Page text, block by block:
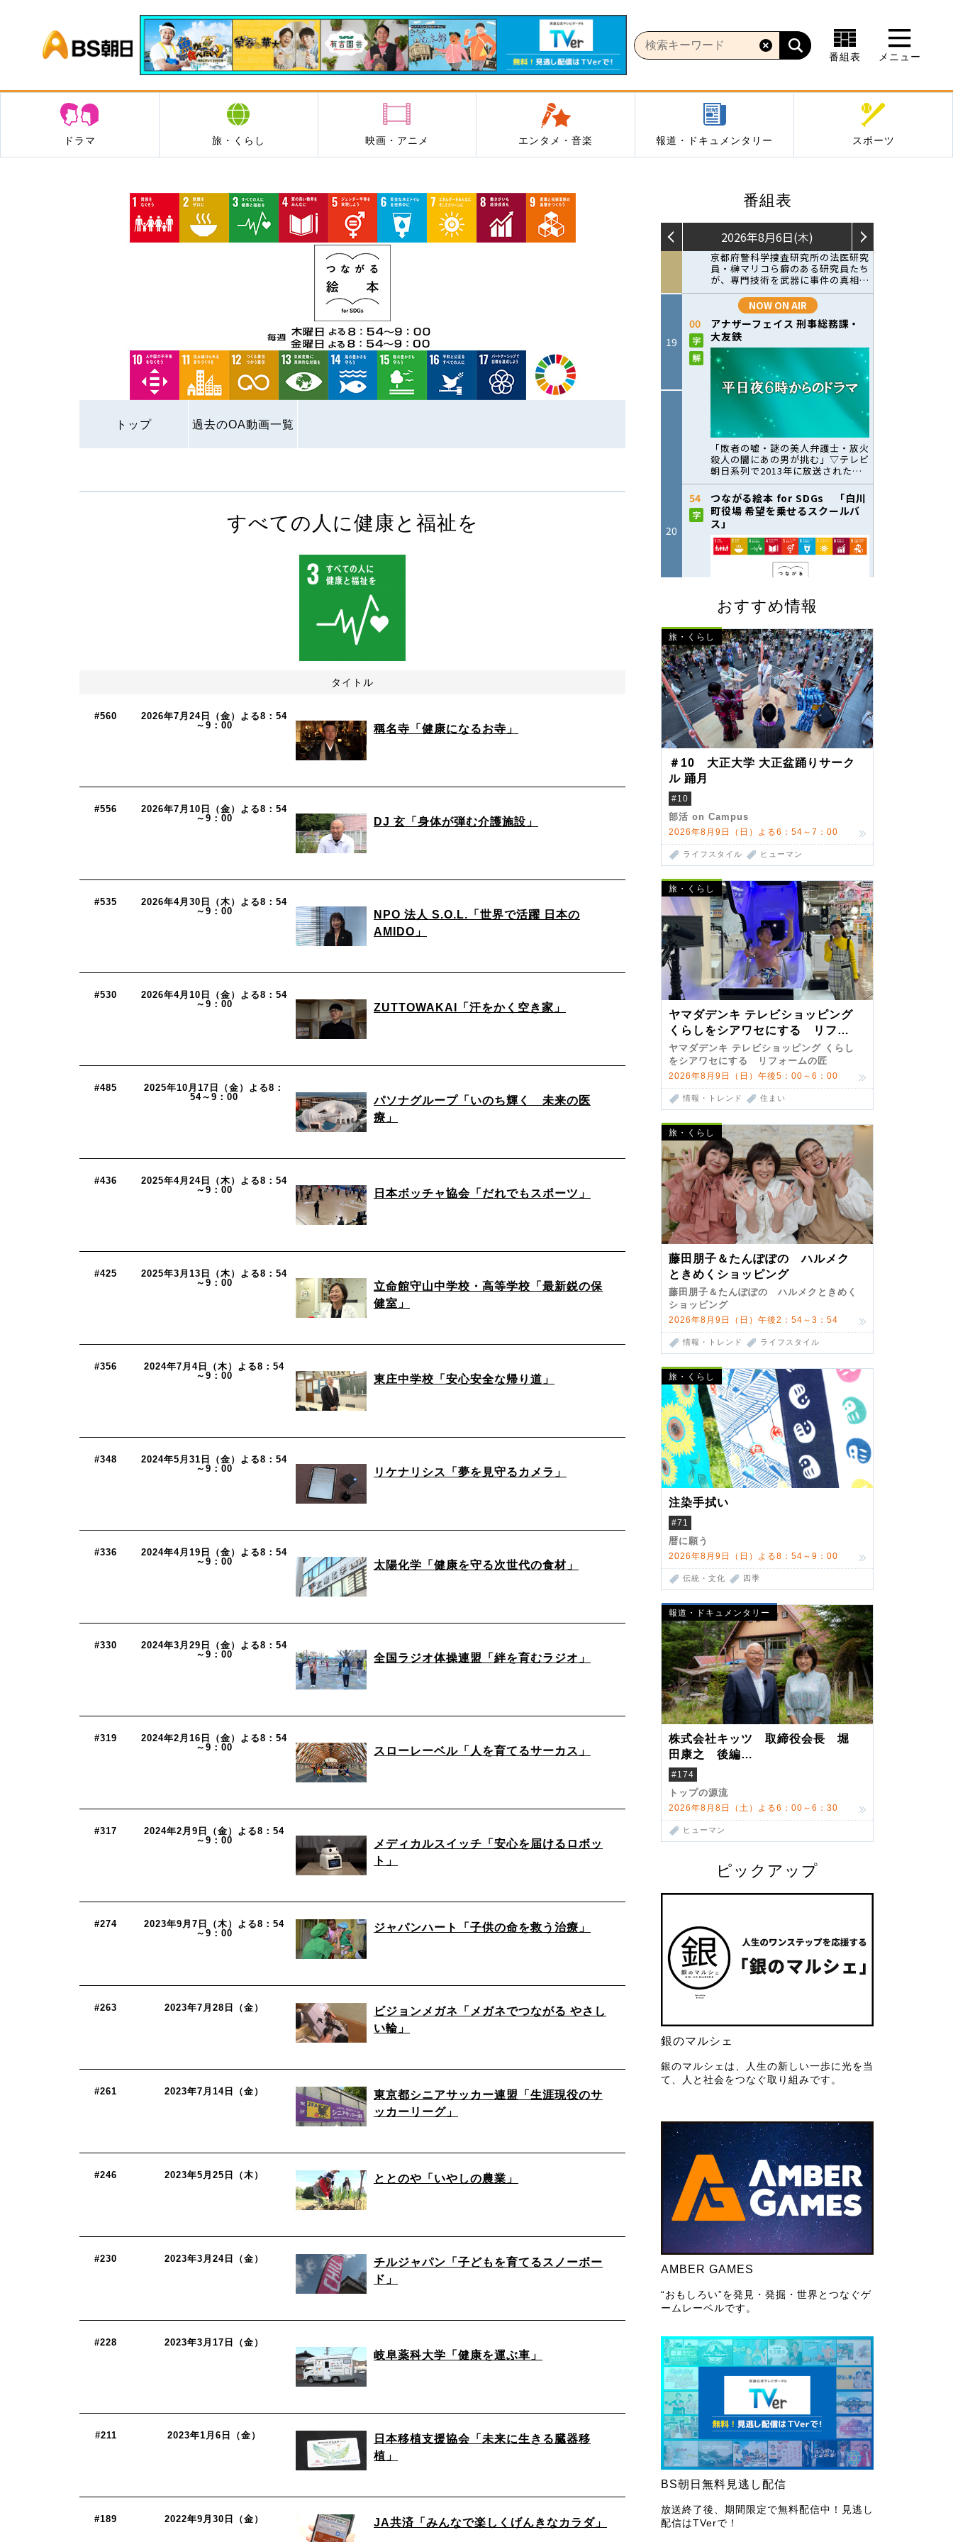
BS朝日
番組表 メニュー
ドラマ 旅・くらし 映画・アニメ エンタメ・音楽 報道・ドキュメンタリー スポーツ
トップ 過去のOA動画一覧
番組表
おすすめ情報
旅・くらし
＃10 大正大学 大正盆踊りサーク
ル 踊月
#10
部活 on Campus
2026年8月9日（日）よる6：54～7：00
ライフスタイル ヒューマン
旅・くらし
ヤマダデンキ テレビショッピング
くらしをシアワセにする リフォ
ームの匠 第7弾
ヤマダデンキ テレビショッピング くらし
をシアワセにする リフォームの匠
2026年8月9日（日）午後5：00～6：00
情報・トレンド 住まい
旅・くらし
藤田朋子＆たんぽぽの ハルメク
ときめくショッピング
藤田朋子＆たんぽぽの ハルメクときめく
ショッピング
2026年8月9日（日）午後2：54～3：54
情報・トレンド ライフスタイル
旅・くらし
注染手拭い
#71
暦に願う
2026年8月9日（日）よる8：54～9：00
伝統・文化 四季
報道・ドキュメンタリー
株式会社キッツ 取締役会長 堀
田康之 後編
米国駐在でも浮かんだ八ヶ岳 山
小屋を営んだ父母
#174
トップの源流
2026年8月8日（土）よる6：00～6：30
ヒューマン
ピックアップ
銀のマルシェ
銀のマルシェは、人生の新しい一歩に光を当
て、人と社会をつなぐ取り組みです。
AMBER GAMES
“おもしろい”を発見・発掘・世界とつなぐゲ
ームレーベルです。
BS朝日無料見逃し配信
放送終了後、期間限定で無料配信中！見逃し
配信はTVerで！
すべての人に健康と福祉を
タイトル
#560
2026年7月24日（金）よる8：54
～9：00
稱名寺「健康になるお寺」
#556
2026年7月10日（金）よる8：54
～9：00
DJ 玄「身体が弾む介護施設」
#535
2026年4月30日（木）よる8：54
～9：00
NPO 法人 S.O.L.「世界で活躍 日本の
AMIDO」
#530
2026年4月10日（金）よる8：54
～9：00
ZUTTOWAKAI「汗をかく空き家」
#485
2025年10月17日（金）よる8：
54～9：00
パソナグループ「いのち輝く 未来の医
療」
#436
2025年4月24日（木）よる8：54
～9：00
日本ボッチャ協会「だれでもスポーツ」
#425
2025年3月13日（木）よる8：54
～9：00
立命館守山中学校・高等学校「最新鋭の保
健室」
#356
2024年7月4日（木）よる8：54
～9：00
東庄中学校「安心安全な帰り道」
#348
2024年5月31日（金）よる8：54
～9：00
リケナリシス「夢を見守るカメラ」
#336
2024年4月19日（金）よる8：54
～9：00
太陽化学「健康を守る次世代の食材」
#330
2024年3月29日（金）よる8：54
～9：00
全国ラジオ体操連盟「絆を育むラジオ」
#319
2024年2月16日（金）よる8：54
～9：00
スローレーベル「人を育てるサーカス」
#317
2024年2月9日（金）よる8：54
～9：00
メディカルスイッチ「安心を届けるロボッ
ト」
#274
2023年9月7日（木）よる8：54
～9：00
ジャパンハート「子供の命を救う治療」
#263 2023年7月28日（金）
ビジョンメガネ「メガネでつながる やさし
い輪」
#261 2023年7月14日（金）
東京都シニアサッカー連盟「生涯現役のサ
ッカーリーグ」
#246 2023年5月25日（木） ととのや「いやしの農業」
#230 2023年3月24日（金）
チルジャパン「子どもを育てるスノーボー
ド」
#228 2023年3月17日（金）
岐阜薬科大学「健康を運ぶ車」
#211 2023年1月6日（金）
日本移植支援協会「未来に生きる臓器移
植」
#189 2022年9月30日（金） JA共済「みんなで楽しくげんきなカラダ」